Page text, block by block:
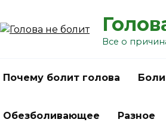
Все о
Почему болит голова
Обезболивающее Разное